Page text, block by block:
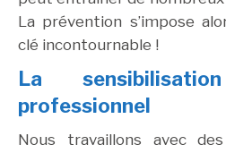
La prévention s’impose
clé incontournable !
La
professionnel
Nous travaillons avec